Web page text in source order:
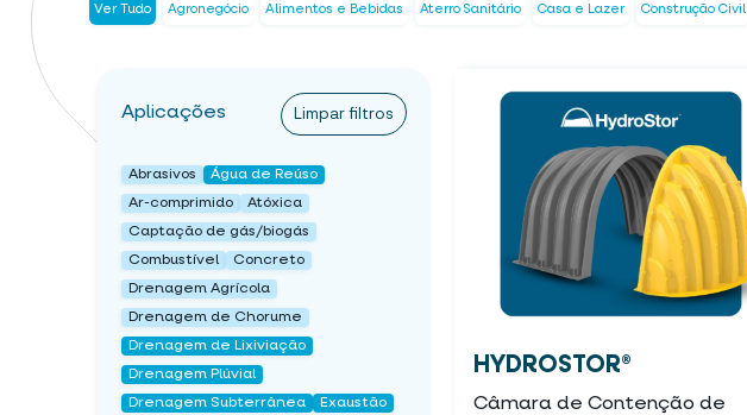
Ver Tudo Agronegócio Alimentos e Bebidas Aterro Sanitário Casa e Lazer Construção Civil
Aplicações Limpar filtros
Abrasivos
Água de Reúso
Ar-comprimido
Atóxica
Captação de gás/biogás
Combustível
Concreto
Drenagem Agrícola
Drenagem de Chorume
Drenagem de Lixiviação
Drenagem Plúvial
Drenagem Subterrânea
Exaustão
HYDROSTOR®
Câmara de Contenção de